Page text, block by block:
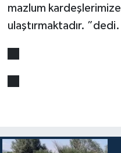
mazlum
ulaştırmaktadır. ”dedi.